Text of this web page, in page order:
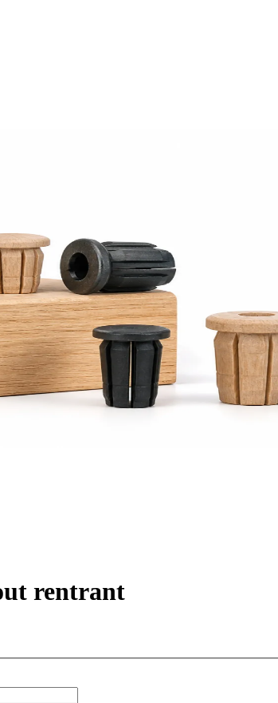
rentrant